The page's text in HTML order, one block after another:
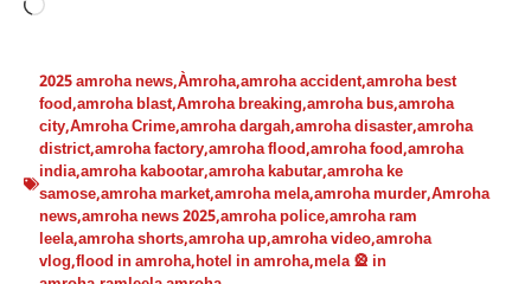
Loading…
2025 amroha news,Àmroha,amroha accident,amroha best
food,amroha blast,Amroha breaking,amroha bus,amroha
city,Amroha Crime,amroha dargah,amroha disaster,amroha
district,amroha factory,amroha flood,amroha food,amroha
india,amroha kabootar,amroha kabutar,amroha ke
samose,amroha market,amroha mela,amroha murder,Amroha
news,amroha news 2025,amroha police,amroha ram
leela,amroha shorts,amroha up,amroha video,amroha
vlog,flood in amroha,hotel in amroha,mela 🎡 in